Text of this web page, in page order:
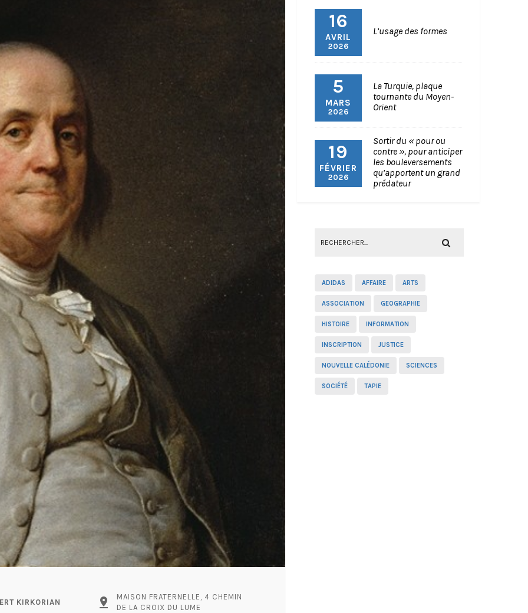
KIRKORIAN pin_drop
MAISON FRATERNELLE, 4 CHEMIN
DE LA CROIX DU LUME
16
AVRIL
2026
L’usage des formes
5
MARS
2026
La Turquie, plaque
tournante du Moyen-
Orient
19
FÉVRIER
2026
Sortir du « pour ou
contre », pour anticiper
les bouleversements
qu’apportent un grand
prédateur
ADIDAS AFFAIRE ARTS
ASSOCIATION GEOGRAPHIE
HISTOIRE INFORMATION
INSCRIPTION JUSTICE
NOUVELLE CALÉDONIE SCIENCES
SOCIÉTÉ TAPIE